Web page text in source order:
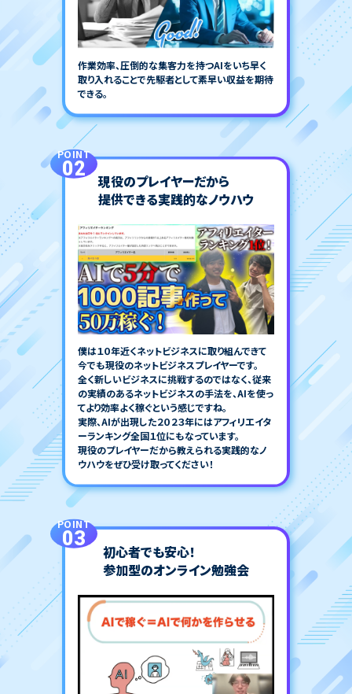
作業効率、圧倒的な集客力を持つAIをいち早く
取り入れることで先駆者として素早い収益を期待
できる。
POINT
02
現役のプレイヤーだから
提供できる実践的なノウハウ
僕は１０年近くネットビジネスに取り組んできて
今でも現役のネットビジネスプレイヤーです。
全く新しいビジネスに挑戦するのではなく、従来
の実績のあるネットビジネスの手法を、AIを使っ
てより効率よく稼ぐという感じですね。
実際、AIが出現した２０２３年にはアフィリエイタ
ーランキング全国１位にもなっています。
現役のプレイヤーだから教えられる実践的なノ
ウハウをぜひ受け取ってください！
POINT
03
初心者でも安心！
参加型のオンライン勉強会